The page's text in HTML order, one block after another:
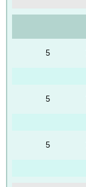
5
5
5